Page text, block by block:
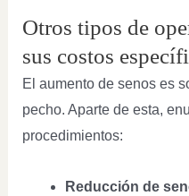
Otros tipos de
sus costos
El aumento de senos es
pecho. Aparte de esta,
procedimientos:
Reducción de